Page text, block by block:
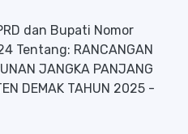
dan Bupati Nomor
Tentang: RANCANGAN
JANGKA PANJANG
DEMAK TAHUN 2025 -